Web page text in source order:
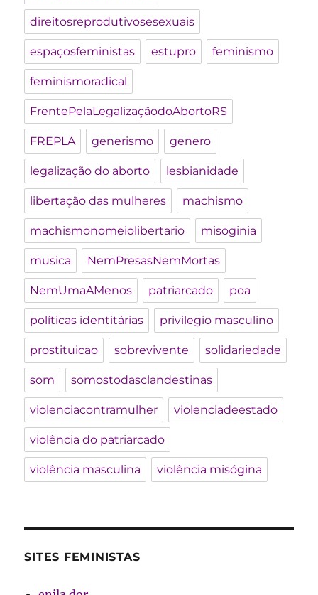
direitosreprodutivosesexuais
espaçosfeministas estupro feminismo
feminismoradical
FrentePelaLegalizaçãodoAbortoRS
FREPLA generismo genero
legalização do aborto lesbianidade
libertação das mulheres machismo
machismonomeiolibertario misoginia
musica NemPresasNemMortas
NemUmaAMenos patriarcado poa
políticas identitárias privilegio masculino
prostituicao sobrevivente solidariedade
som somostodasclandestinas
violenciacontramulher violenciadeestado
violência do patriarcado
violência masculina violência misógina
SITES FEMINISTAS